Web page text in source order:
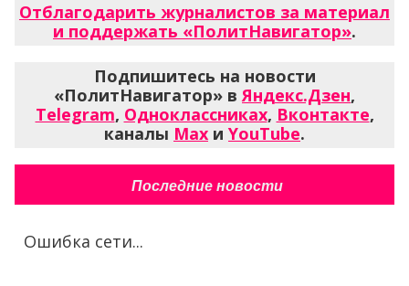
Отблагодарить журналистов за материал
и поддержать «ПолитНавигатор».
Подпишитесь на новости
«ПолитНавигатор» вЯндекс.Дзен,
Telegram, Одноклассниках, Вконтакте,
каналы Max и YouTube.
Последние новости
Ошибка сети...